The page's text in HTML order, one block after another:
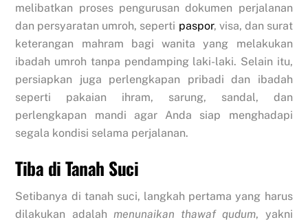
melibatkan proses pengurusan dokumen perjalanan
dan persyaratan umroh, seperti paspor, visa, dan surat
keterangan mahram bagi wanita yang melakukan
ibadah umroh tanpa pendamping laki-laki. Selain itu,
persiapkan juga perlengkapan pribadi dan ibadah
seperti pakaian ihram, sarung, sandal, dan
perlengkapan mandi agar Anda siap menghadapi
segala kondisi selama perjalanan.
Tiba di Tanah Suci
Setibanya di tanah suci, langkah pertama yang harus
dilakukan adalah menunaikan thawaf qudum, yakni